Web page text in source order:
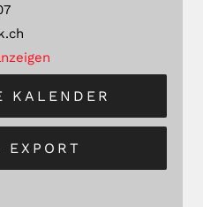
KALENDER